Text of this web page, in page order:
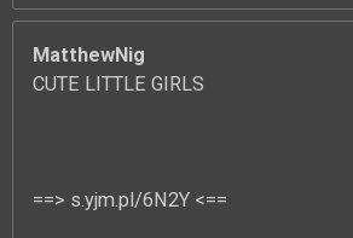
MatthewNig
CUTE LITTLE GIRLS
==> s.yjm.pl/6N2Y <==